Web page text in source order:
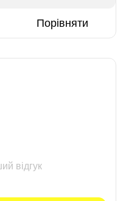
Порівняти
відгук